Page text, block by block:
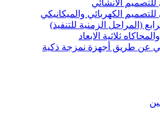
للتصمیم الانشائي
للتصمیم الكھربائي والمیكانیكي
(المراحل الزمنیة للتنفیذ)
ثلاثیة الابعاد
عن طریق أجھزة نمزجة ذكیة